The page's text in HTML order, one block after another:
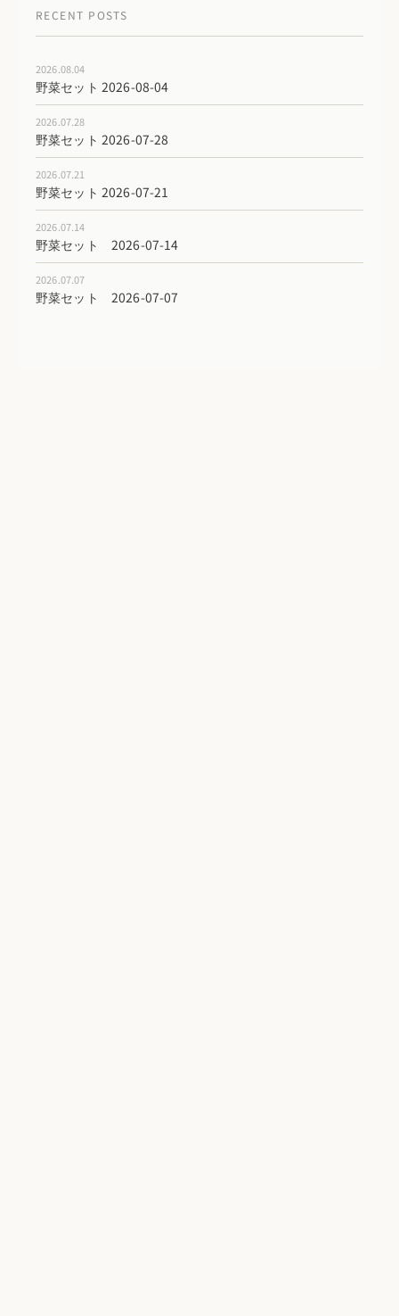
RECENT POSTS
2026.08.04
野菜セット 2026-08-04
2026.07.28
野菜セット 2026-07-28
2026.07.21
野菜セット 2026-07-21
2026.07.14
野菜セット 2026-07-14
2026.07.07
野菜セット 2026-07-07